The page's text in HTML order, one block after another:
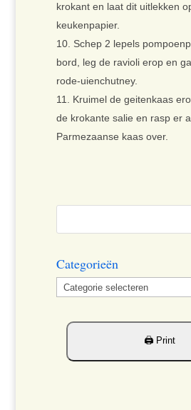
krokant en laat dit uitlekken
keukenpapier.
Schep 2 lepels
bord, leg de ravioli erop en
rode-uienchutney.
Kruimel de geitenkaas
de krokante salie en rasp er
Parmezaanse kaas over.
Categorieën
Categorieën